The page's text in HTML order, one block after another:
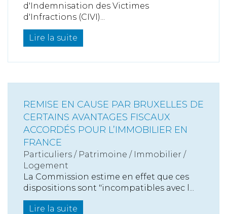
d'Indemnisation des Victimes
d'Infractions (CIVI)...
Lire la suite
REMISE EN CAUSE PAR BRUXELLES DE
CERTAINS AVANTAGES FISCAUX
ACCORDÉS POUR L’IMMOBILIER EN
FRANCE
Particuliers / Patrimoine / Immobilier /
Logement
La Commission estime en effet que ces
dispositions sont "incompatibles avec l...
Lire la suite